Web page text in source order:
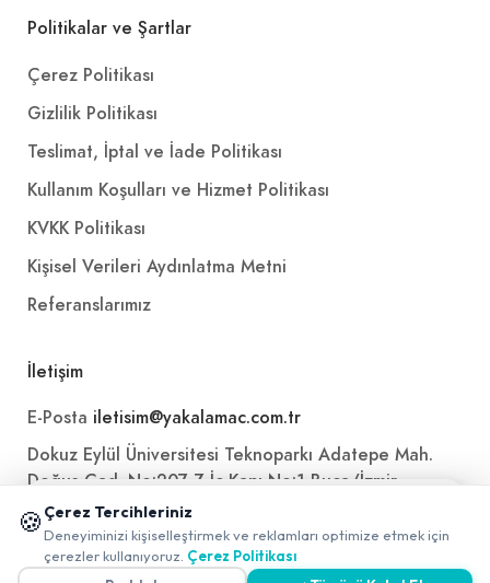
Politikalar ve Şartlar
Çerez Politikası
Gizlilik Politikası
Teslimat, İptal ve İade Politikası
Kullanım Koşulları ve Hizmet Politikası
KVKK Politikası
Kişisel Verileri Aydınlatma Metni
Referanslarımız
İletişim
E-Posta iletisim@yakalamac.com.tr
Dokuz Eylül Üniversitesi Teknoparkı Adatepe Mah.
Doğuş Cad. No:207 Z İç Kapı No:1 Buca/İzmir
🍪 Çerez Tercihleriniz
Deneyiminizi kişiselleştirmek ve reklamları optimize etmek için
çerezler kullanıyoruz. Çerez Politikası
📱 Mobil uygulamamızı keşfedin!
✖